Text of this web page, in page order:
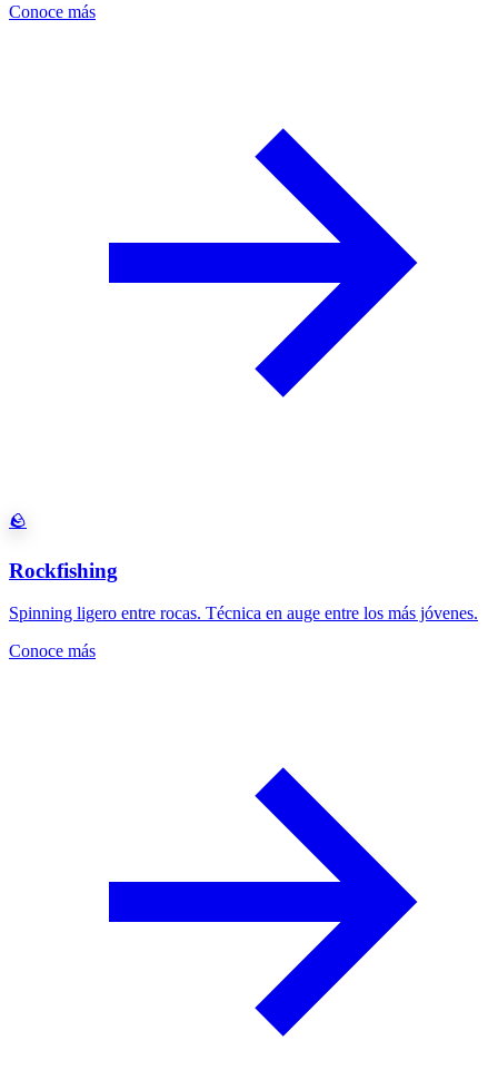
Conoce más
🪨
Rockfishing
Spinning ligero entre rocas. Técnica en auge entre los más jóvenes.
Conoce más